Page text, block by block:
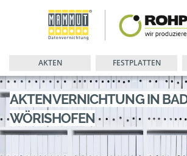
AKTEN FESTPLATTEN
AKTENVERNICHTUNG IN
WÖRISHOFEN